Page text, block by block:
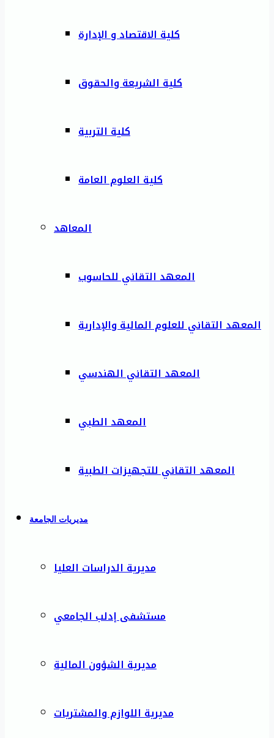
كلية الاقتصاد و الإدارة
كلية الشريعة والحقوق
كلية التربية
كلية العلوم العامة
المعاهد
المعهد التقاني للحاسوب
المعهد التقاني للعلوم المالية والإدارية
المعهد التقاني الهندسي
المعهد الطبي
المعهد التقاني للتجهيزات الطبية
مديريات الجامعة
مديرية الدراسات العليا
مستشفى إدلب الجامعي
مديرية الشؤون المالية
مديرية اللوازم والمشتريات